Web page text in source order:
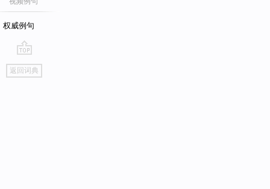
权威例句
go
top
返回词典